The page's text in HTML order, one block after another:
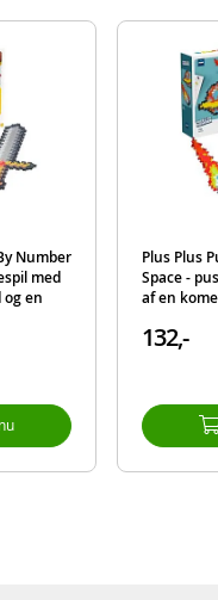
Plus Plus produkter
Number
med
en
Plus Plus
Space -
af en
132,-